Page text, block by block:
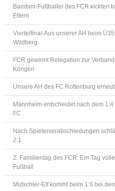
Bambini-Fußballer des FCR kickten
Eltern
Viertelfinal-Aus unserer AH beim
Wildberg
FCR gewinnt Relegation zur
Köngen
Unsere AH des FC Rottenburg
Mannheim entscheidet nach dem
FC
Nach Spielerverabschiedungen
2:1
2. Familientag des FCR: Ein Tag
Fußball
Mutschler-Elf kommt beim 1:6 bei